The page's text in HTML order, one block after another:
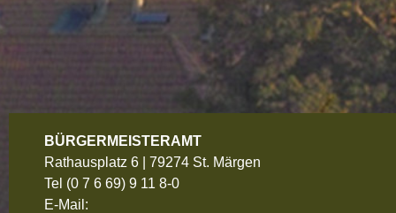
BÜRGERMEISTERAMT
Rathausplatz 6 | 79274 St. Märgen
Tel (0 7 6 69) 9 11 8-0
E-Mail: